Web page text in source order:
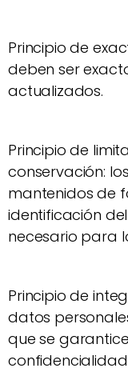
Principio de
deben ser
actualizados.
Principio de
conservación:
mantenidos de
identificación
necesario para
Principio de
datos
que se